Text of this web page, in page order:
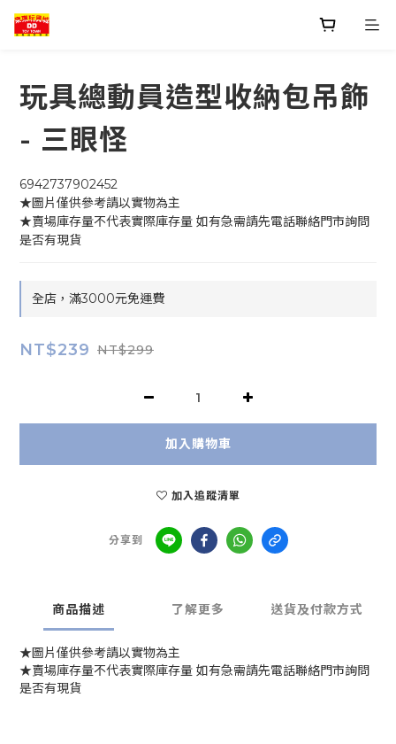
玩具總動員造型收納包吊飾
- 三眼怪
6942737902452
★圖片僅供參考請以實物為主
★賣場庫存量不代表實際庫存量 如有急需請先電話聯絡門市詢問
是否有現貨
全店，滿3000元免運費
NT$239 NT$299
加入購物車
加入追蹤清單
分享到
商品描述 了解更多 送貨及付款方式
★圖片僅供參考請以實物為主
★賣場庫存量不代表實際庫存量 如有急需請先電話聯絡門市詢問
是否有現貨